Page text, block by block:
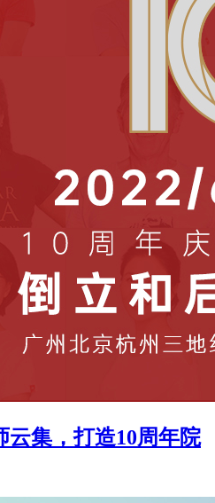
云集，打造10周年院